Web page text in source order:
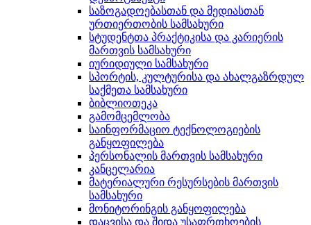
საზოგადოებასთან და მედიასთან
ურთიერთობის სამსახური
სტუდენტთა პრაქტიკისა და კარიერის
მართვის სამსახური
იურიდიული სამსახური
სპორტის, კულტურისა და ახალგაზრდულ
საქმეთა სამსახური
ბიბლიოთეკა
გამომცემლობა
საინფორმაციო ტექნოლოგიების
განყოფილება
პერსონალის მართვის სამსახური
კანცელარია
მატერიალური რესურსების მართვის
სამსახური
მონიტორინგის განყოფილება
დაცვისა და შიდა უსაფრთხოების